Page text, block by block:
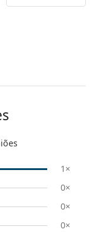
1×
0×
0×
0×